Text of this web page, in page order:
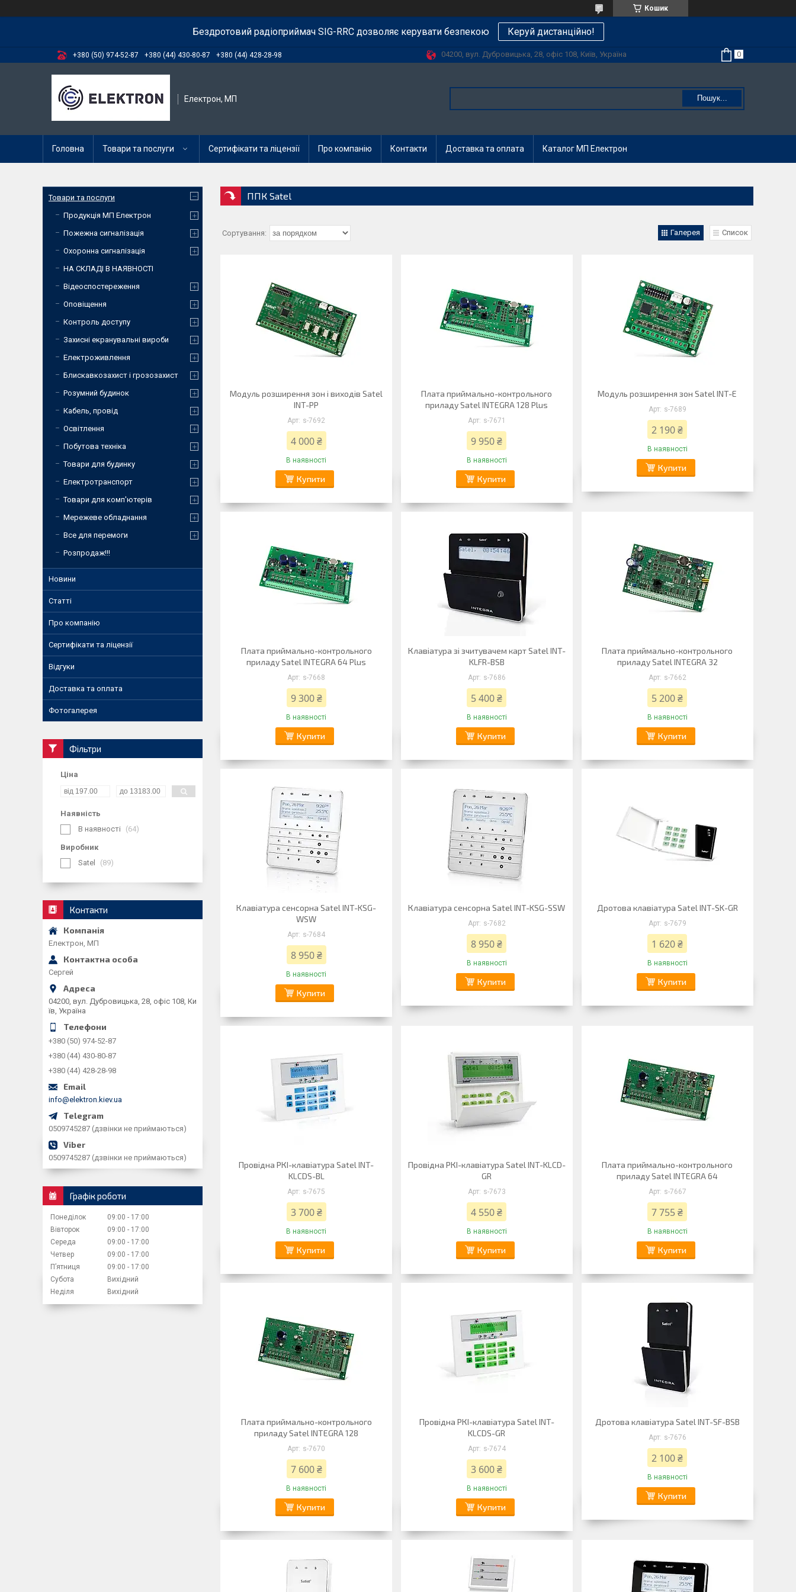
Кошик
Бездротовий радіоприймач SIG-RRC дозволяє керувати безпекою Керуй дистанційно!
+380 (50) 974-52-87 +380 (44) 430-80-87 +380 (44) 428-28-98 04200, вул. Дубровицька, 28, офіс 108, Київ, Україна
Електрон, МП Пошук...
Головна Товари та послуги Сертифікати та ліцензії Про компанію Контакти Доставка та оплата Каталог МП Електрон
ППК Satel
Галерея Список
Модуль розширення зон і виходів Satel
INT-PP
s-7692
4 000 ₴
В наявності
Купити
Плата приймально-контрольного
приладу Satel INTEGRA 128 Plus
s-7671
9 950 ₴
В наявності
Купити
Модуль розширення зон Satel INT-E
s-7689
2 190 ₴
В наявності
Купити
Плата приймально-контрольного
приладу Satel INTEGRA 64 Plus
s-7668
9 300 ₴
В наявності
Купити
Клавіатура зі зчитувачем карт Satel INT-
KLFR-BSB
s-7686
5 400 ₴
В наявності
Купити
Плата приймально-контрольного
приладу Satel INTEGRA 32
s-7662
5 200 ₴
В наявності
Купити
Клавіатура сенсорна Satel INT-KSG-
WSW
s-7684
8 950 ₴
В наявності
Купити
Клавіатура сенсорна Satel INT-KSG-SSW
s-7682
8 950 ₴
В наявності
Купити
Дротова клавіатура Satel INT-SK-GR
s-7679
1 620 ₴
В наявності
Купити
Провідна РКІ-клавіатура Satel INT-
KLCDS-BL
s-7675
3 700 ₴
В наявності
Купити
Провідна РКІ-клавіатура Satel INT-KLCD-
GR
s-7673
4 550 ₴
В наявності
Купити
Плата приймально-контрольного
приладу Satel INTEGRA 64
s-7667
7 755 ₴
В наявності
Купити
Плата приймально-контрольного
приладу Satel INTEGRA 128
s-7670
7 600 ₴
В наявності
Купити
Провідна РКІ-клавіатура Satel INT-
KLCDS-GR
s-7674
3 600 ₴
В наявності
Купити
Дротова клавіатура Satel INT-SF-BSB
s-7676
2 100 ₴
В наявності
Купити
Товари та послуги
Продукція МП Електрон
Пожежна сигналізація
Охоронна сигналізація
НА СКЛАДІ В НАЯВНОСТІ
Відеоспостереження
Оповіщення
Контроль доступу
Захисні екранувальні вироби
Електроживлення
Блискавкозахист і грозозахист
Розумний будинок
Кабель, провід
Освітлення
Побутова техніка
Товари для будинку
Електротранспорт
Товари для комп'ютерів
Мережеве обладнання
Все для перемоги
Розпродаж!!!
Новини
Статті
Про компанію
Сертифікати та ліцензії
Відгуки
Доставка та оплата
Фотогалерея
Фільтри
Ціна
Наявність
В наявності
64
Виробник
Satel
89
Контакти
Електрон, МП
Сергей
04200, вул. Дубровицька, 28, офіс 108, Ки
їв, Україна
+380 (50) 974-52-87
+380 (44) 430-80-87
+380 (44) 428-28-98
info@elektron.kiev.ua
0509745287 (дзвінки не приймаються)
0509745287 (дзвінки не приймаються)
Графік роботи
Понеділок 09:00
17:00
Вівторок
09:00
17:00
Середа
09:00
17:00
Четвер
09:00
17:00
Пʼятниця
09:00
17:00
Субота
Вихідний
Неділя
Вихідний